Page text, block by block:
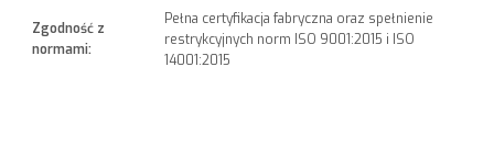
Zgodność z
normami:
Pełna certyfikacja fabryczna oraz spełnienie
restrykcyjnych norm ISO 9001:2015 i ISO
14001:2015